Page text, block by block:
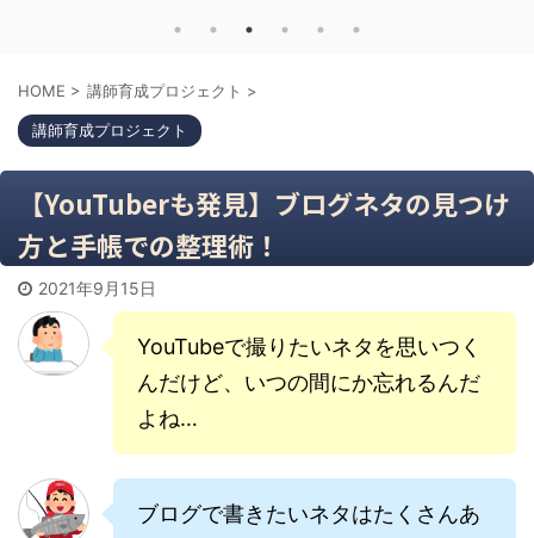
HOME > 講師育成プロジェクト >
講師育成プロジェクト
【YouTuberも発見】ブログネタの見つけ
方と手帳での整理術！
2021年9月15日
YouTubeで撮りたいネタを思いつく
んだけど、いつの間にか忘れるんだ
よね…
ブログで書きたいネタはたくさんあ